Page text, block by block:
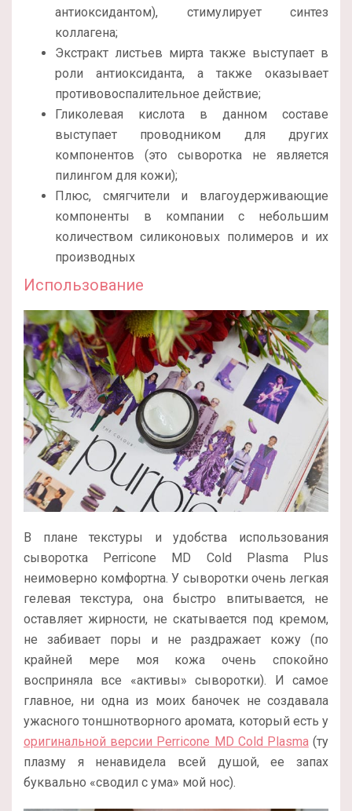
антиоксидантом), стимулирует синтез
коллагена;
Экстракт листьев мирта также выступает в
роли антиоксиданта, а также оказывает
противовоспалительное действие;
Гликолевая кислота в данном составе
выступает проводником для других
компонентов (это сыворотка не является
пилингом для кожи);
Плюс, смягчители и влагоудерживающие
компоненты в компании с небольшим
количеством силиконовых полимеров и их
производных
Использование
В плане текстуры и удобства использования
сыворотка Perricone MD Cold Plasma Plus
неимоверно комфортна. У сыворотки очень легкая
гелевая текстура, она быстро впитывается, не
оставляет жирности, не скатывается под кремом,
не забивает поры и не раздражает кожу (по
крайней мере моя кожа очень спокойно
восприняла все «активы» сыворотки). И самое
главное, ни одна из моих баночек не создавала
ужасного тоншнотворного аромата, который есть у
оригинальной версии Perricone MD Cold Plasma(ту
плазму я ненавидела всей душой, ее запах
буквально «сводил с ума» мой нос).